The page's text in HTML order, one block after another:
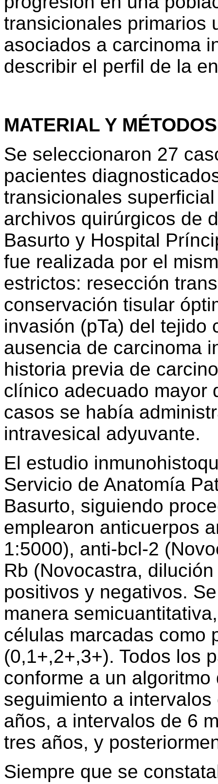
transicionales primarios
asociados a carcinoma
describir el perfil de la
MATERIAL Y MÉTODOS
Se seleccionaron 27
pacientes
transicionales
archivos quirúrgicos de
Basurto y Hospital
fue realizada por el
estrictos: resección
conservación tisular
invasión (pTa) del tejido
ausencia de carcinoma
historia previa de
clínico adecuado mayor
casos se había
intravesical adyuvante.
El estudio
Servicio de Anatomía
Basurto, siguiendo
emplearon anticuerpos
1:5000), anti-bcl-2
Rb (Novocastra,
positivos y negativos.
manera
células marcadas como
(0,1+,2+,3+). Todos los
conforme a un
seguimiento a
años, a intervalos de 6
tres años, y
Siempre que se